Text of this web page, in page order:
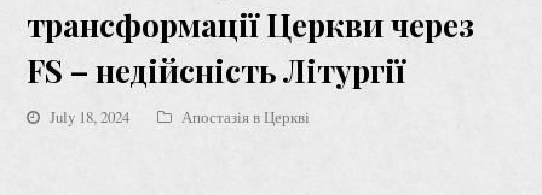
трансформації Церкви через
FS – недійсність Літургії
July 18, 2024 Апостазія в Церкві